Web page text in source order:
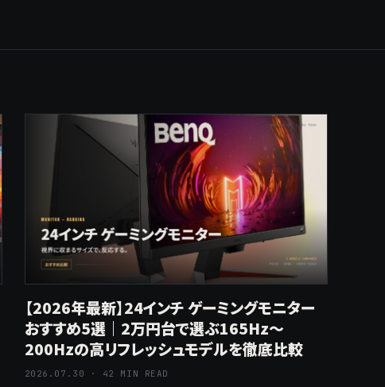
【2026年最新】24インチ ゲーミングモニター
おすすめ5選｜2万円台で選ぶ165Hz〜
200Hzの高リフレッシュモデルを徹底比較
2026.07.30 · 42 MIN READ